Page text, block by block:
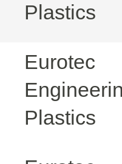
Plastics
Eurotec
Plastics